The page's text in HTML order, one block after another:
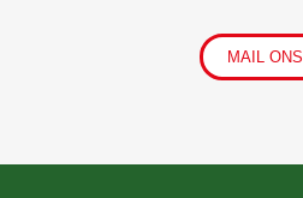
MAIL ONS